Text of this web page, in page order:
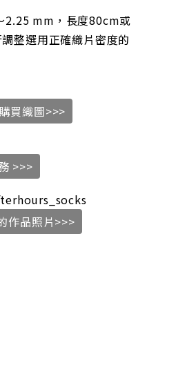
2.25 mm，長度80cm或
整選用正確織片密度的
買織圖>>>
>>>
作品照片>>>